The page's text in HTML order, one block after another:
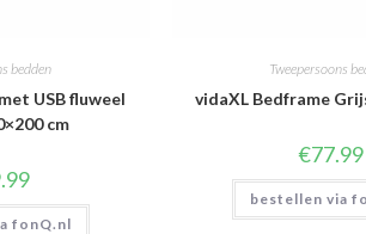
bedden
USB fluweel
cm
fonQ.nl
Tweepersoons
vidaXL Bedframe
€77.99
bestellen via